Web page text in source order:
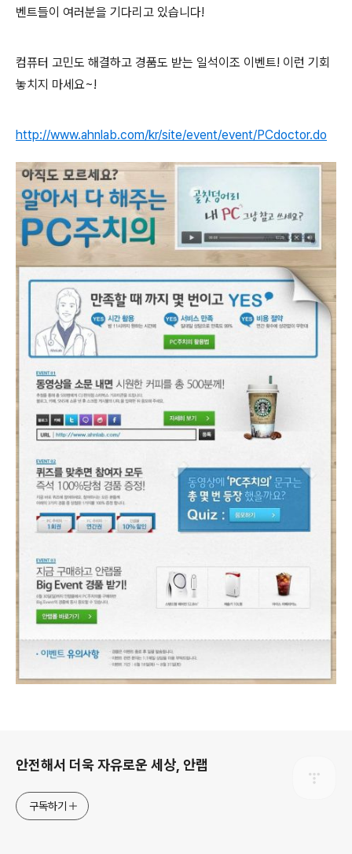
벤트들이 여러분을 기다리고 있습니다!
컴퓨터 고민도 해결하고 경품도 받는 일석이조 이벤트! 이런 기회
놓치지 마세요~!
http://www.ahnlab.com/kr/site/event/event/PCdoctor.do
안전해서 더욱 자유로운 세상, 안랩
구독하기